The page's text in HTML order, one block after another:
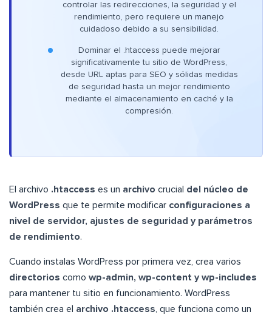
controlar las redirecciones, la seguridad y el
rendimiento, pero requiere un manejo
cuidadoso debido a su sensibilidad.
Dominar el .htaccess puede mejorar
significativamente tu sitio de WordPress,
desde URL aptas para SEO y sólidas medidas
de seguridad hasta un mejor rendimiento
mediante el almacenamiento en caché y la
compresión.
El archivo .htaccess es un archivo crucial del núcleo de
WordPress que te permite modificar configuraciones a
nivel de servidor, ajustes de seguridad y parámetros
de rendimiento.
Cuando instalas WordPress por primera vez, crea varios
directorios como wp-admin, wp-content y wp-includes
para mantener tu sitio en funcionamiento. WordPress
también crea el archivo .htaccess, que funciona como un